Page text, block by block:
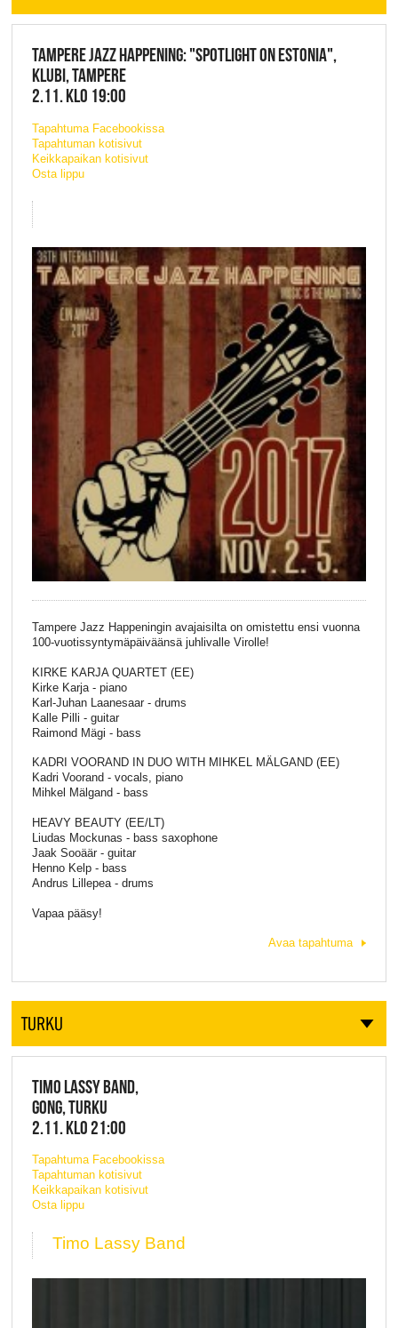
TAMPERE JAZZ HAPPENING: "SPOTLIGHT ON ESTONIA",
KLUBI, TAMPERE
2.11. KLO 19:00
Tapahtuma Facebookissa
Tapahtuman kotisivut
Keikkapaikan kotisivut
Osta lippu
Tampere Jazz Happeningin avajaisilta on omistettu ensi vuonna
100-vuotissyntymäpäiväänsä juhlivalle Virolle!
KIRKE KARJA QUARTET (EE)
Kirke Karja - piano
Karl-Juhan Laanesaar - drums
Kalle Pilli - guitar
Raimond Mägi - bass
KADRI VOORAND IN DUO WITH MIHKEL MÄLGAND (EE)
Kadri Voorand - vocals, piano
Mihkel Mälgand - bass
HEAVY BEAUTY (EE/LT)
Liudas Mockunas - bass saxophone
Jaak Sooäär - guitar
Henno Kelp - bass
Andrus Lillepea - drums
Vapaa pääsy!
Avaa tapahtuma
TURKU
TIMO LASSY BAND,
GONG, TURKU
2.11. KLO 21:00
Tapahtuma Facebookissa
Tapahtuman kotisivut
Keikkapaikan kotisivut
Osta lippu
Timo Lassy Band